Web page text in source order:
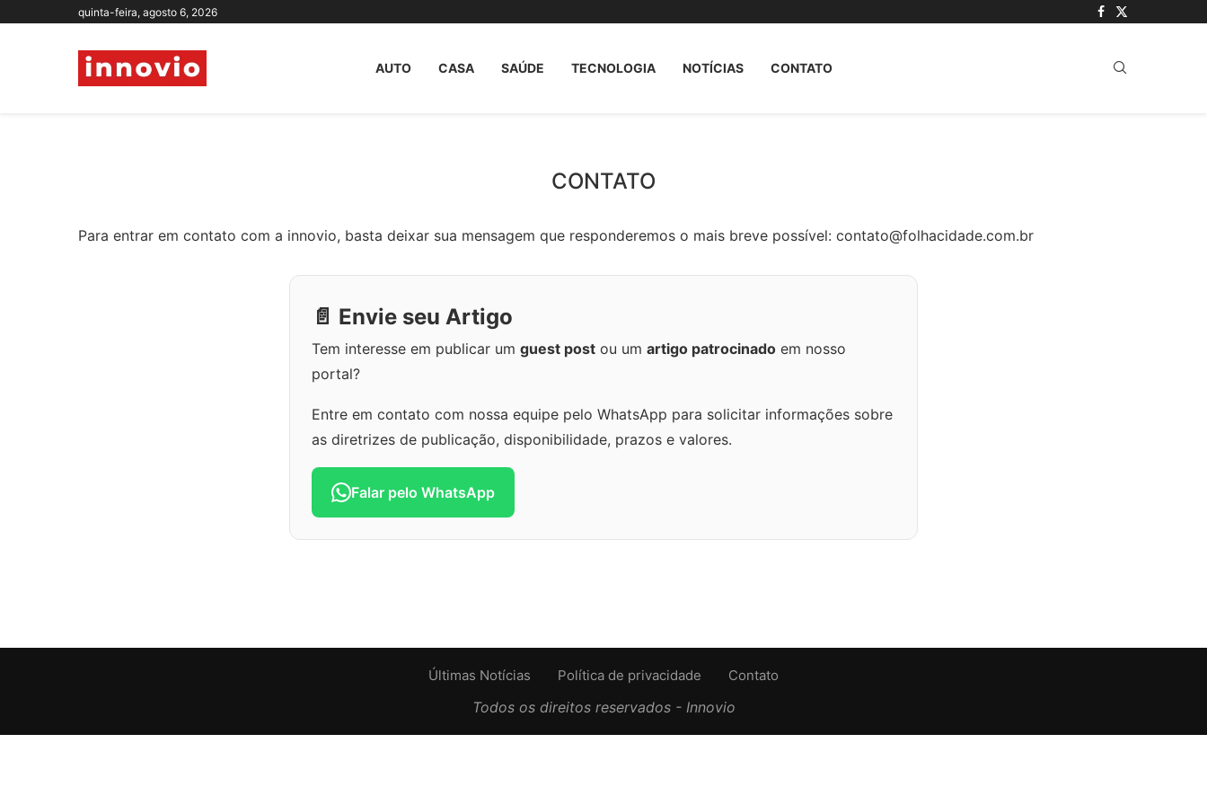
quinta-feira, agosto 6, 2026
AUTO CASA SAÚDE TECNOLOGIA NOTÍCIAS CONTATO
CONTATO
Para entrar em contato com a innovio, basta deixar sua mensagem que responderemos o mais breve possível: contato@folhacidade.com.br
📄 Envie seu Artigo
Tem interesse em publicar um guest post ou um artigo patrocinado em nosso
portal?
Entre em contato com nossa equipe pelo WhatsApp para solicitar informações sobre
as diretrizes de publicação, disponibilidade, prazos e valores.
Falar pelo WhatsApp
Últimas Notícias Política de privacidade Contato
Todos os direitos reservados - Innovio